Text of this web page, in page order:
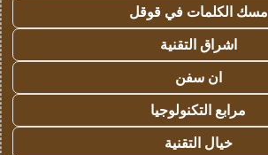
مسك الكلمات في قوقل
اشراق التقنية
ان سفن
مرابع التكنولوجيا
خيال التقنية